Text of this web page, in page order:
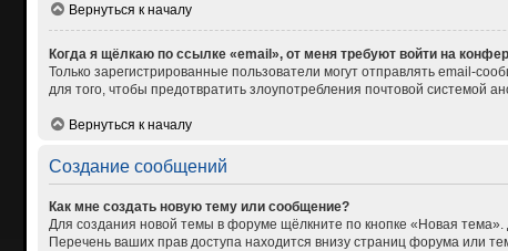
Вернуться к началу
Когда я щёлкаю по ссылке «email», от меня требуют войти на
Только зарегистрированные пользователи могут отправлять email-
для того, чтобы предотвратить злоупотребления почтовой системой
Вернуться к началу
Создание сообщений
Как мне создать новую тему или сообщение?
Для создания новой темы в форуме щёлкните по кнопке «Новая
Перечень ваших прав доступа находится внизу страниц форума или